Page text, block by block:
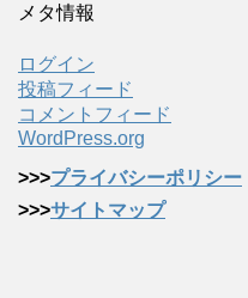
メタ情報
ログイン
投稿フィード
コメントフィード
WordPress.org
>>>プライバシーポリシー
>>>サイトマップ